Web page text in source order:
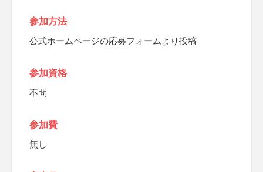
参加方法
公式ホームページの応募フォームより投稿
参加資格
不問
参加費
無し